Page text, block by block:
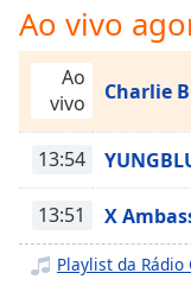
Time-
Playback
Rate
Chapters
Chapters
Descriptions
Ao vivo
Ao
vivo
Charlie
13:54
13:51 X
Playlist da Rádio